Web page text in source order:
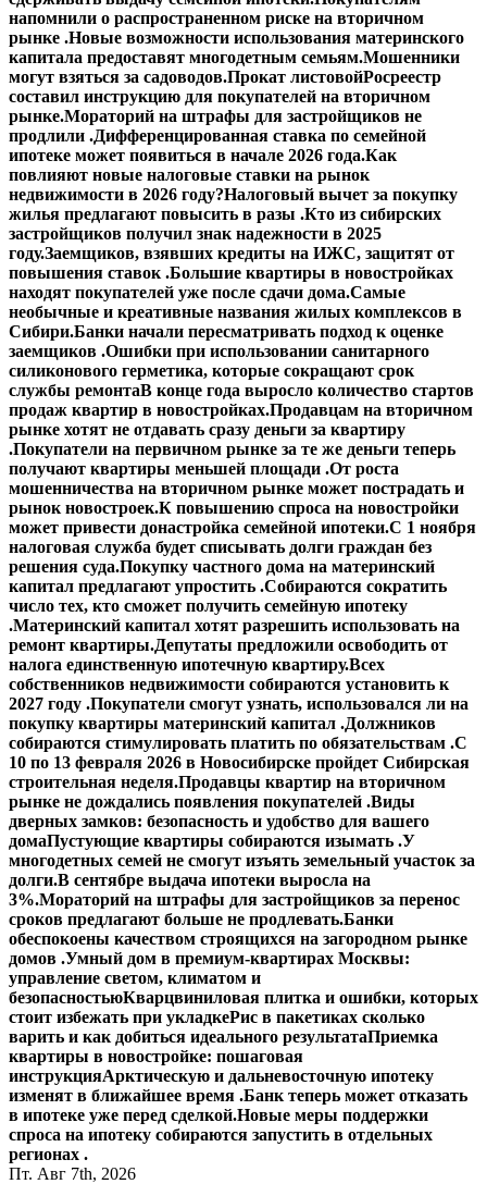
напомнили о распространенном риске на вторичном
рынке .Новые возможности использования материнского
капитала предоставят многодетным семьям.Мошенники
могут взяться за садоводов.Прокат листовойРосреестр
составил инструкцию для покупателей на вторичном
рынке.Мораторий на штрафы для застройщиков не
продлили .Дифференцированная ставка по семейной
ипотеке может появиться в начале 2026 года.Как
повлияют новые налоговые ставки на рынок
недвижимости в 2026 году?Налоговый вычет за покупку
жилья предлагают повысить в разы .Кто из сибирских
застройщиков получил знак надежности в 2025
году.Заемщиков, взявших кредиты на ИЖС, защитят от
повышения ставок .Большие квартиры в новостройках
находят покупателей уже после сдачи дома.Самые
необычные и креативные названия жилых комплексов в
Сибири.Банки начали пересматривать подход к оценке
заемщиков .Ошибки при использовании санитарного
силиконового герметика, которые сокращают срок
службы ремонтаВ конце года выросло количество стартов
продаж квартир в новостройках.Продавцам на вторичном
рынке хотят не отдавать сразу деньги за квартиру
.Покупатели на первичном рынке за те же деньги теперь
получают квартиры меньшей площади .От роста
мошенничества на вторичном рынке может пострадать и
рынок новостроек.К повышению спроса на новостройки
может привести донастройка семейной ипотеки.С 1 ноября
налоговая служба будет списывать долги граждан без
решения суда.Покупку частного дома на материнский
капитал предлагают упростить .Собираются сократить
число тех, кто сможет получить семейную ипотеку
.Материнский капитал хотят разрешить использовать на
ремонт квартиры.Депутаты предложили освободить от
налога единственную ипотечную квартиру.Всех
собственников недвижимости собираются установить к
2027 году .Покупатели смогут узнать, использовался ли на
покупку квартиры материнский капитал .Должников
собираются стимулировать платить по обязательствам .С
10 по 13 февраля 2026 в Новосибирске пройдет Сибирская
строительная неделя.Продавцы квартир на вторичном
рынке не дождались появления покупателей .Виды
дверных замков: безопасность и удобство для вашего
домаПустующие квартиры собираются изымать .У
многодетных семей не смогут изъять земельный участок за
долги.В сентябре выдача ипотеки выросла на
3%.Мораторий на штрафы для застройщиков за перенос
сроков предлагают больше не продлевать.Банки
обеспокоены качеством строящихся на загородном рынке
домов .Умный дом в премиум-квартирах Москвы:
управление светом, климатом и
безопасностьюКварцвиниловая плитка и ошибки, которых
стоит избежать при укладкеРис в пакетиках сколько
варить и как добиться идеального результатаПриемка
квартиры в новостройке: пошаговая
инструкцияАрктическую и дальневосточную ипотеку
изменят в ближайшее время .Банк теперь может отказать
в ипотеке уже перед сделкой.Новые меры поддержки
спроса на ипотеку собираются запустить в отдельных
регионах .
Пт. Авг 7th, 2026